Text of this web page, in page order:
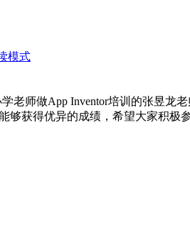
模式
老师做App Inventor培训的张昱
够获得优异的成绩，希望大家积极参